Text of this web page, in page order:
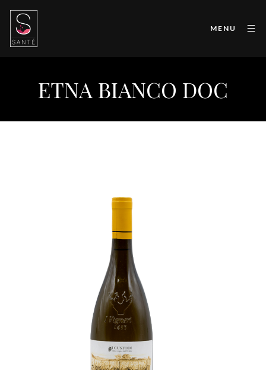
MENU
ETNA BIANCO DOC
Etna Bianco DOC “Bio”
Aedes
22,00
€
ADD TO CART